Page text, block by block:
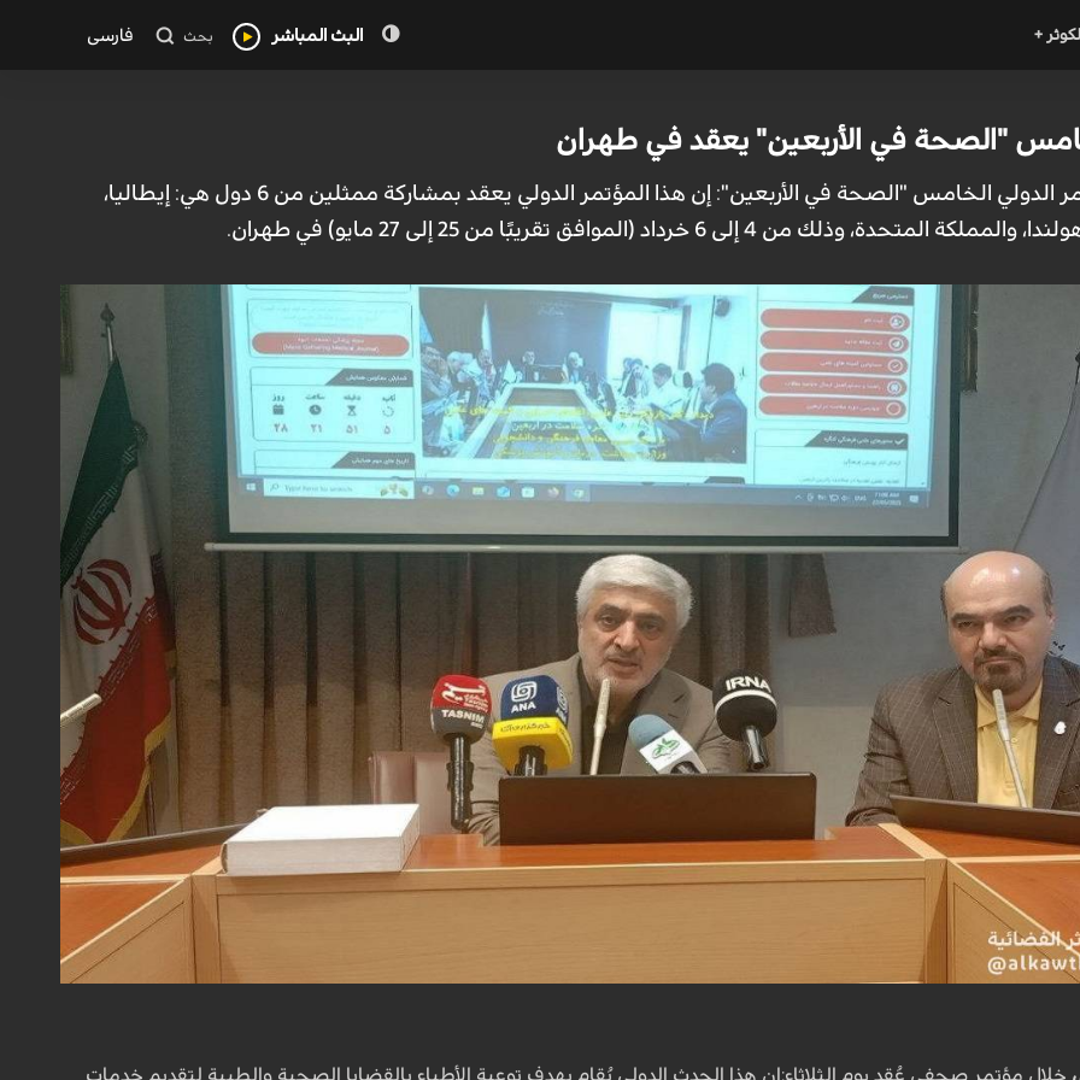
الكوثر + البث المباشر بحث فارسی
"الصحة في الأربعين" يعقد في طهران
قال الأمين العلمي للمؤتمر الدولي الخامس "الصحة في الأربعين": إن هذا المؤتمر الدولي يعقد بمشاركة ممثلين من 6 دول هي: إيطاليا،
وذلك من 4 إلى 6 خرداد (الموافق تقريبًا من 25 إلى 27 مايو) في طهران.
خلال مؤتمر صحفي عُقد يوم الثلاثاء:إن هذا الحدث الدولي يُقام بهدف توعية الأطباء بالقضايا الصحية والطبية لتقديم خدمات